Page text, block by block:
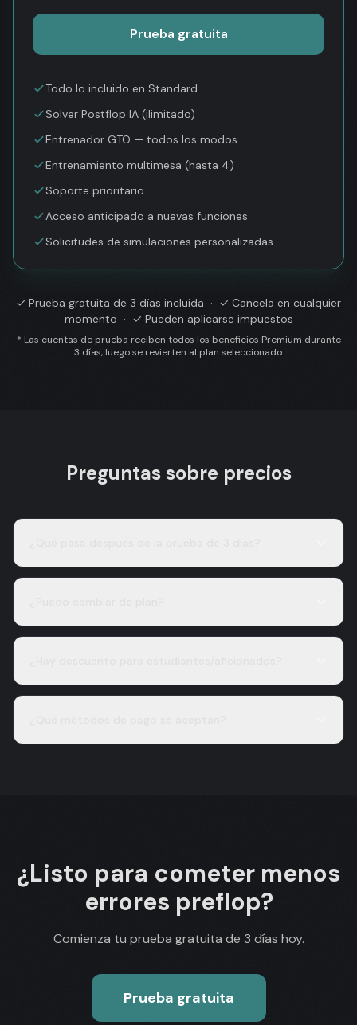
Prueba gratuita
Todo lo incluido en Standard
Solver Postflop IA (ilimitado)
Entrenador GTO — todos los modos
Entrenamiento multimesa (hasta 4)
Soporte prioritario
Acceso anticipado a nuevas funciones
Solicitudes de simulaciones personalizadas
✓ Prueba gratuita de 3 días incluida · ✓ Cancela en cualquier
momento · ✓ Pueden aplicarse impuestos
* Las cuentas de prueba reciben todos los beneficios Premium durante
3 días, luego se revierten al plan seleccionado.
Preguntas sobre precios
¿Listo para cometer menos
errores preflop?
Comienza tu prueba gratuita de 3 días hoy.
Prueba gratuita